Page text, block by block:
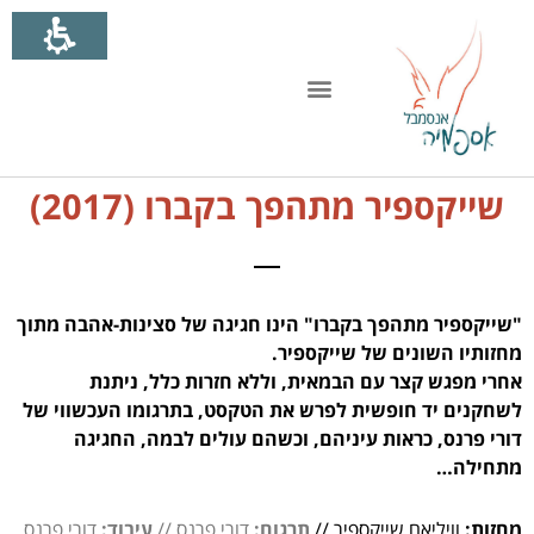
שייקספיר מתהפך בקברו (2017)
"שייקספיר מתהפך בקברו" הינו חגיגה של סצינות-אהבה מתוך
מחזותיו השונים של שייקספיר.
אחרי מפגש קצר עם הבמאית, וללא חזרות כלל, ניתנת
לשחקנים יד חופשית לפרש את הטקסט, בתרגומו העכשווי של
דורי פרנס, כראות עיניהם, וכשהם עולים לבמה, החגיגה
מתחילה…